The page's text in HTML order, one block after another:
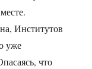
Институтов
уже
что